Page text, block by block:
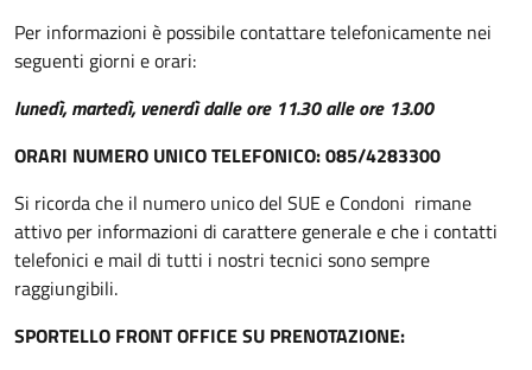
Per informazioni è possibile contattare telefonicamente nei
seguenti giorni e orari:
lunedì, martedì, venerdì dalle ore 11.30 alle ore 13.00
ORARI NUMERO UNICO TELEFONICO: 085/4283300
Si ricorda che il numero unico del SUE e Condoni rimane
attivo per informazioni di carattere generale e che i contatti
telefonici e mail di tutti i nostri tecnici sono sempre
raggiungibili.
SPORTELLO FRONT OFFICE SU PRENOTAZIONE: